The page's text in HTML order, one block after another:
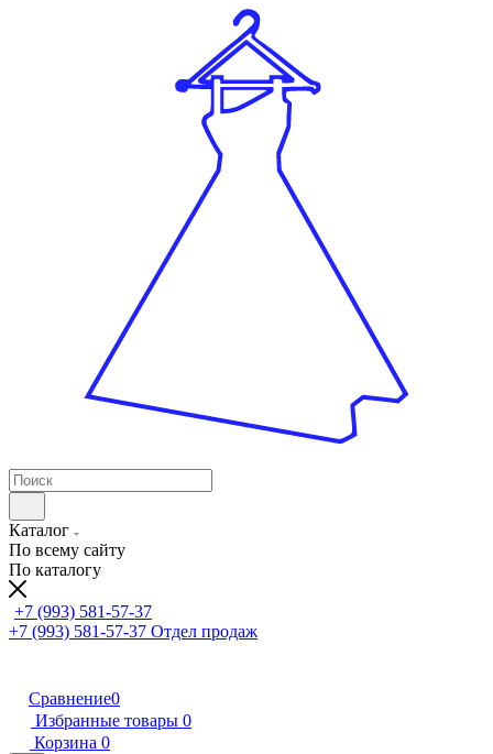
Каталог
По всему сайту
По каталогу
+7 (993) 581-57-37
+7 (993) 581-57-37 Отдел продаж
Сравнение0
Избранные товары 0
Корзина 0